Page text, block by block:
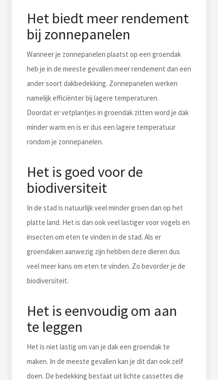
Het biedt meer rendement
bij zonnepanelen
Wanneer je zonnepanelen plaatst op een groendak
heb je in de meeste gevallen meer rendement dan een
ander soort dakbedekking. Zonnepanelen werken
namelijk efficiënter bij lagere temperaturen.
Doordat er vetplantjes in groendak zitten word je dak
minder warm en is er dus een lagere temperatuur
rondom je zonnepanelen.
Het is goed voor de
biodiversiteit
In de stad is natuurlijk veel minder groen dan op het
platte land. Het is dan ook veel lastiger voor vogels en
insecten om eten te vinden in de stad. Als er
groendaken aanwezig zijn hebben deze dieren dus
veel meer kans om eten te vinden. Zo bevorder je de
biodiversiteit.
Het is eenvoudig om aan
te leggen
Het is niet lastig om van je dak een groendak te
maken. In de meeste gevallen kan je dit dan ook zelf
doen. De bedekking bestaat uit lichte cassettes die